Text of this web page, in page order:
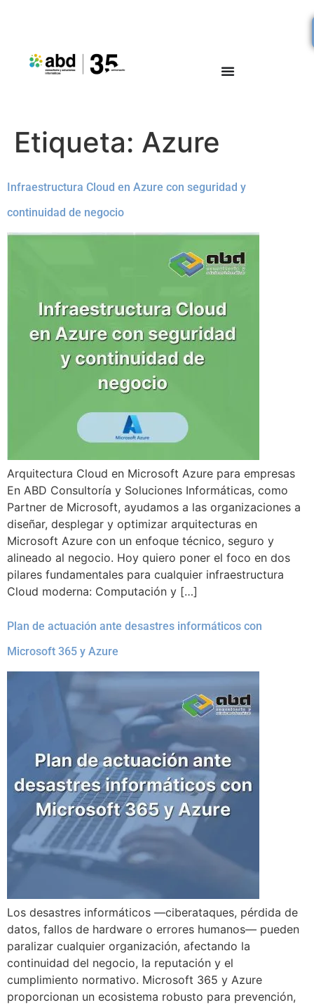
Etiqueta: Azure
Infraestructura Cloud en Azure con seguridad y
continuidad de negocio
Arquitectura Cloud en Microsoft Azure para empresas
En ABD Consultoría y Soluciones Informáticas, como
Partner de Microsoft, ayudamos a las organizaciones a
diseñar, desplegar y optimizar arquitecturas en
Microsoft Azure con un enfoque técnico, seguro y
alineado al negocio. Hoy quiero poner el foco en dos
pilares fundamentales para cualquier infraestructura
Cloud moderna: Computación y […]
Plan de actuación ante desastres informáticos con
Microsoft 365 y Azure
Los desastres informáticos —ciberataques, pérdida de
datos, fallos de hardware o errores humanos— pueden
paralizar cualquier organización, afectando la
continuidad del negocio, la reputación y el
cumplimiento normativo. Microsoft 365 y Azure
proporcionan un ecosistema robusto para prevención,